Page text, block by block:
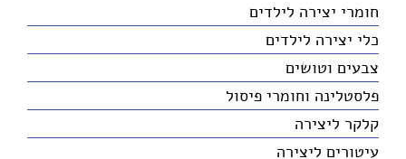
חומרי יצירה לילדים
כלי יצירה לילדים
צבעים וטושים
פלסטלינה וחומרי פיסול
קלקר ליצירה
עיטורים ליצירה